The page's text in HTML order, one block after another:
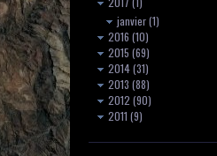
janvier(1)
2016 (10)
2015 (69)
2014(31)
2013 (88)
2012 (90)
2011 (9)